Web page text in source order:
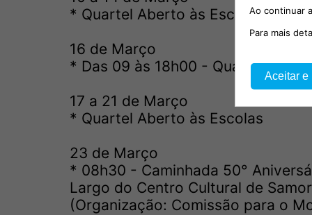
* Quartel Aberto às Escolas
16 de Março
* Das 09 às 18h00 - Quartel
17 a 21 de Março
* Quartel Aberto às Escolas
23 de Março
* 08h30 - Caminhada 50°
Largo do Centro Cultural de
(Organização: Comissão para o
Ao continuar
Para mais
Aceitar e